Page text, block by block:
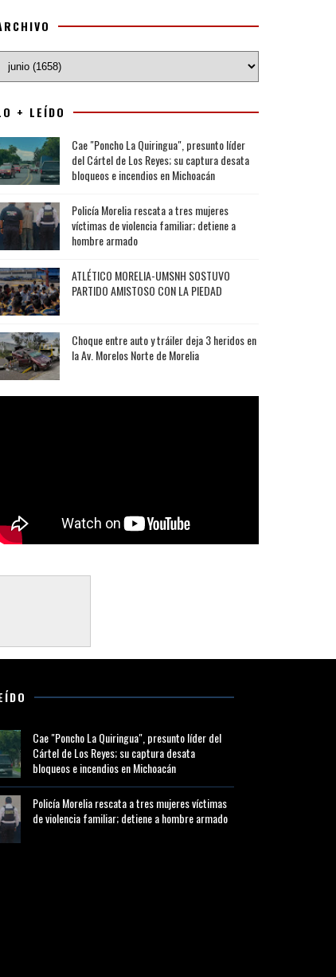
+ LEÍDO
Cae "Poncho La Quiringua", presunto líder
del Cártel de Los Reyes; su captura desata
bloqueos e incendios en Michoacán
Policía Morelia rescata a tres mujeres
víctimas de violencia familiar; detiene a
hombre armado
ATLÉTICO MORELIA-UMSNH SOSTUVO
PARTIDO AMISTOSO CON LA PIEDAD
Choque entre auto y tráiler deja 3 heridos en
la Av. Morelos Norte de Morelia
Cae "Poncho La Quiringua", presunto líder del
Cártel de Los Reyes; su captura desata
bloqueos e incendios en Michoacán
Policía Morelia rescata a tres mujeres víctimas
de violencia familiar; detiene a hombre armado